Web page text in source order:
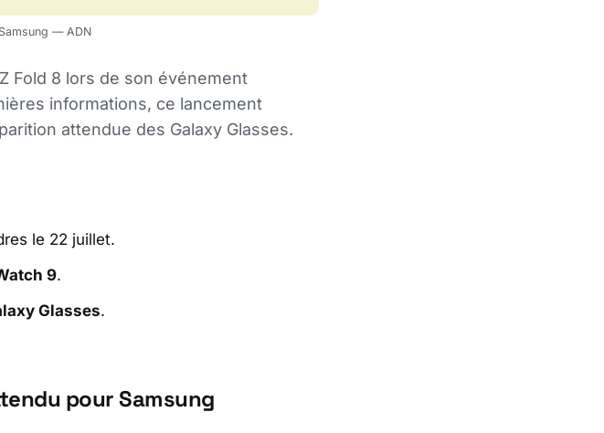
— ADN
Fold 8 lors de son événement
informations, ce lancement
attendue des Galaxy Glasses.
le 22 juillet.
9.
Glasses.
pour Samsung